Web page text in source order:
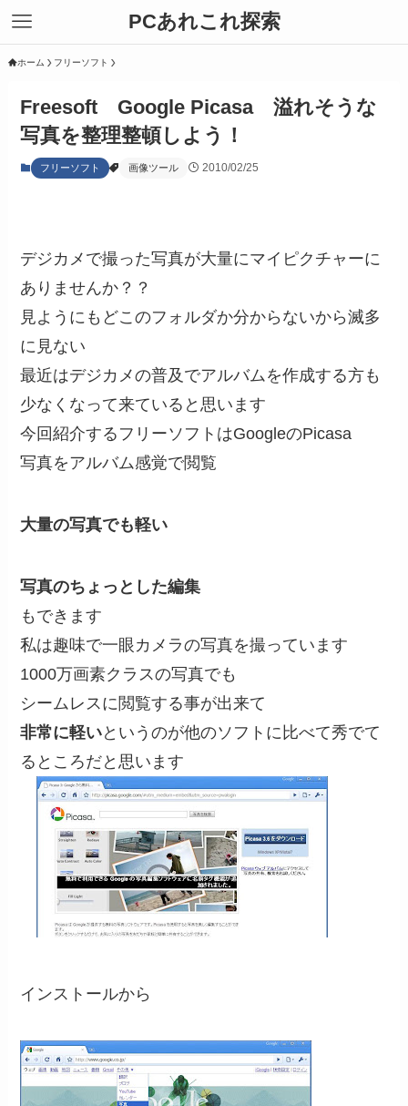
PCあれこれ探索
ホーム フリーソフト
Freesoft Google Picasa 溢れそうな
写真を整理整頓しよう！
フリーソフト 画像ツール 2010/02/25
デジカメで撮った写真が大量にマイピクチャーに
ありませんか？？
見ようにもどこのフォルダか分からないから滅多
に見ない
最近はデジカメの普及でアルバムを作成する方も
少なくなって来ていると思います
今回紹介するフリーソフトはGoogleのPicasa
写真をアルバム感覚で閲覧
大量の写真でも軽い
写真のちょっとした編集
もできます
私は趣味で一眼カメラの写真を撮っています
1000万画素クラスの写真でも
シームレスに閲覧する事が出来て
非常に軽いというのが他のソフトに比べて秀でて
るところだと思います
インストールから